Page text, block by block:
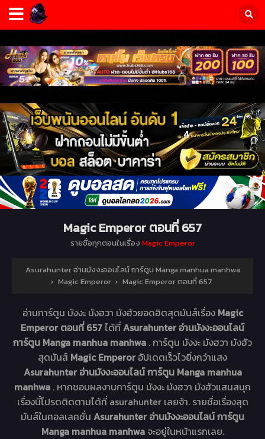
Magic Emperor ตอนที่ 657
รายชื่อทุกตอนในเรื่อง Magic Emperor
Asurahunter อ่านมังงะออนไลน์ การ์ตูน Manga manhua manhwa
› Magic Emperor › Magic Emperor ตอนที่ 657
อ่านการ์ตูน มังงะ มังฮวา มังฮัวยอดฮิตสุดมันส์เรื่อง Magic
Emperor ตอนที่ 657ได้ที่Asurahunter อ่านมังงะออนไลน์
การ์ตูน Manga manhua manhwa . การ์ตูน มังงะ มังฮวา มังฮัว
สุดมันส์ Magic Emperor อัปเดตเร็วไวยิ่งกว่าแสง
Asurahunter อ่านมังงะออนไลน์ การ์ตูน Manga manhua
manhwa . หากชอบผลงานการ์ตูน มังงะ มังฮวา มังฮัวแสนสนุก
เรื่องนี้โปรดติดตามได้ที่ asurahunter เลยจ้า. รายชื่อเรื่องสุด
มันส์ในคอลเลคชั่น Asurahunter อ่านมังงะออนไลน์ การ์ตูน
Manga manhua manhwa จะอยู่ในหน้าแรกเลย.